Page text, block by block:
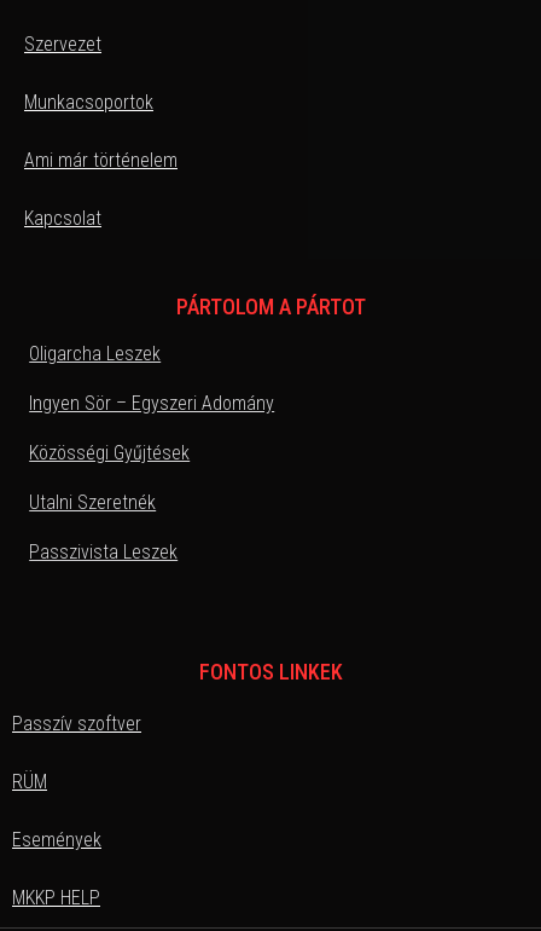
Szervezet
Munkacsoportok
Ami már történelem
Kapcsolat
PÁRTOLOM A PÁRTOT
Oligarcha Leszek
Ingyen Sör – Egyszeri Adomány
Közösségi Gyűjtések
Utalni Szeretnék
Passzivista Leszek
FONTOS LINKEK
Passzív szoftver
RÜM
Események
MKKP HELP